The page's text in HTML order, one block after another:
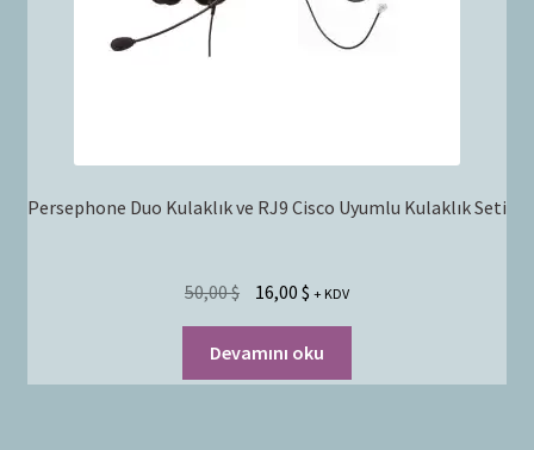
Persephone Duo Kulaklık ve RJ9 Cisco Uyumlu Kulaklık Seti
50,00$ 16,00 $ + KDV
Devamını oku